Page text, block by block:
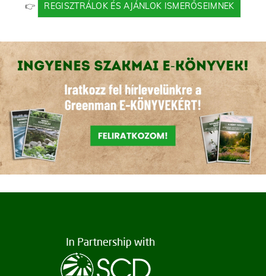
👉 REGISZTRÁLOK ÉS AJÁNLOK ISMERŐSEIMNEK